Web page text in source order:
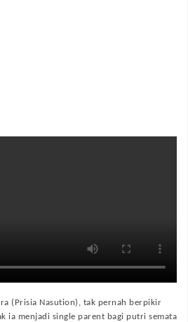
(Prisia Nasution), tak pernah berpikir
ia menjadi single parent bagi putri semata